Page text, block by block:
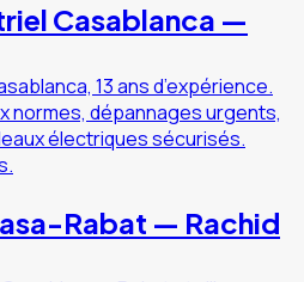
Casablanca —
13 ans d’expérience.
normes, dépannages urgents,
électriques sécurisés.
Rabat — Rachid